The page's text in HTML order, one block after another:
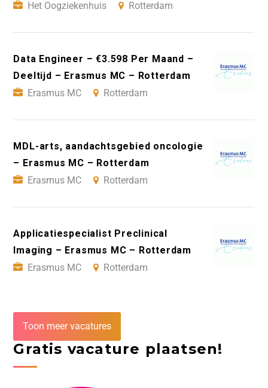
Het Oogziekenhuis
Rotterdam
Data Engineer – €3.598 Per Maand –
Deeltijd – Erasmus MC – Rotterdam
Erasmus MC
Rotterdam
MDL-arts, aandachtsgebied oncologie
– Erasmus MC – Rotterdam
Erasmus MC
Rotterdam
Applicatiespecialist Preclinical
Imaging – Erasmus MC – Rotterdam
Erasmus MC
Rotterdam
Toon meer vacatures
Gratis vacature plaatsen!